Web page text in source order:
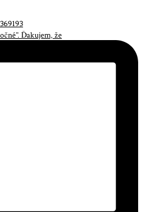
Ďakujem, že